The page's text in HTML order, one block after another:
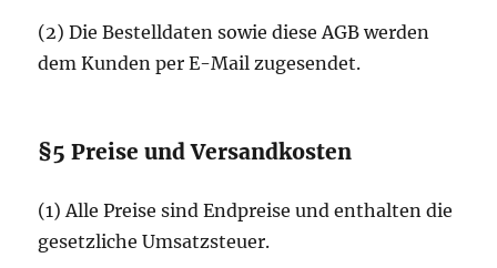
(2) Die Bestelldaten sowie diese AGB werden
dem Kunden per E-Mail zugesendet.
§5 Preise und Versandkosten
(1) Alle Preise sind Endpreise und enthalten die
gesetzliche Umsatzsteuer.